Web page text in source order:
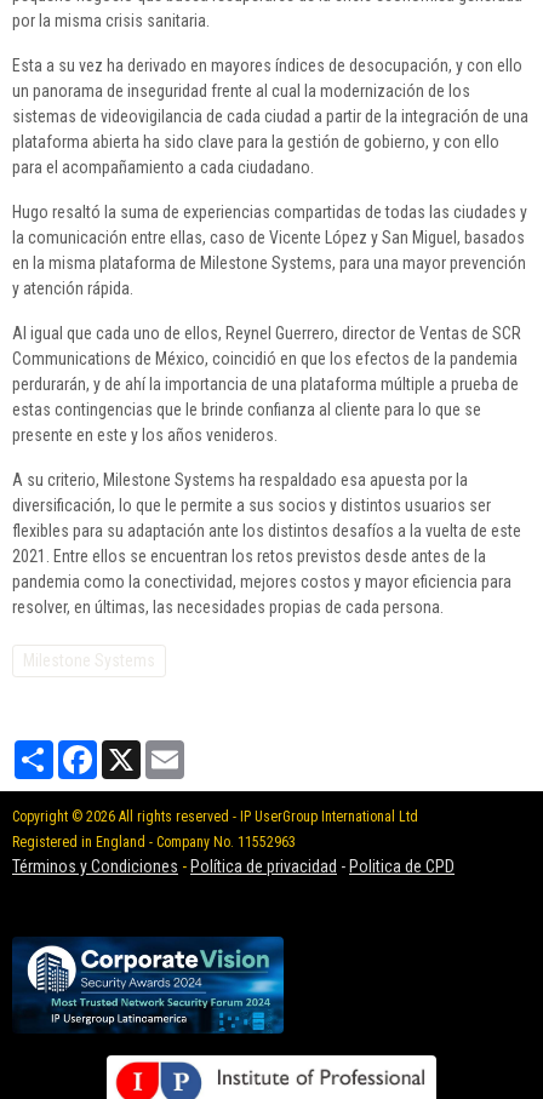
por la misma crisis sanitaria.
Esta a su vez ha derivado en mayores índices de desocupación, y con ello
un panorama de inseguridad frente al cual la modernización de los
sistemas de videovigilancia de cada ciudad a partir de la integración de una
plataforma abierta ha sido clave para la gestión de gobierno, y con ello
para el acompañamiento a cada ciudadano.
Hugo resaltó la suma de experiencias compartidas de todas las ciudades y
la comunicación entre ellas, caso de Vicente López y San Miguel, basados
en la misma plataforma de Milestone Systems, para una mayor prevención
y atención rápida.
Al igual que cada uno de ellos, Reynel Guerrero, director de Ventas de SCR
Communications de México, coincidió en que los efectos de la pandemia
perdurarán, y de ahí la importancia de una plataforma múltiple a prueba de
estas contingencias que le brinde confianza al cliente para lo que se
presente en este y los años venideros.
A su criterio, Milestone Systems ha respaldado esa apuesta por la
diversificación, lo que le permite a sus socios y distintos usuarios ser
flexibles para su adaptación ante los distintos desafíos a la vuelta de este
2021. Entre ellos se encuentran los retos previstos desde antes de la
pandemia como la conectividad, mejores costos y mayor eficiencia para
resolver, en últimas, las necesidades propias de cada persona.
Milestone Systems
PartagerFacebook
X
Copyright © 2026 All rights reserved - IP UserGroup International Ltd
Registered in England - Company No. 11552963
Términos y Condiciones - Política de privacidad - Politica de CPD